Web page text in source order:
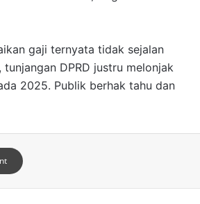
gaji ternyata tidak sejalan
DPRD justru melonjak
2025. Publik berhak tahu dan